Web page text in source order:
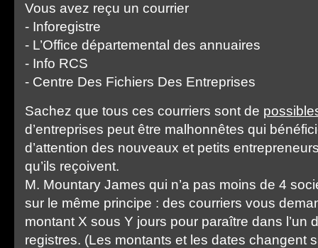
Vous avez reçu un courrier
- Inforegistre
- L’Office départemental des annuaires
- Info RCS
- Centre Des Fichiers Des Entreprises
Sachez que tous ces courriers sont de
d’entreprises peut être malhonnêtes qui
d’attention des nouveaux et petits
qu’ils reçoivent.
M. Mountary James qui n’a pas moins de 4
sur le même principe : des courriers vous
montant X sous Y jours pour paraître dans l’un
registres. (Les montants et les dates changent